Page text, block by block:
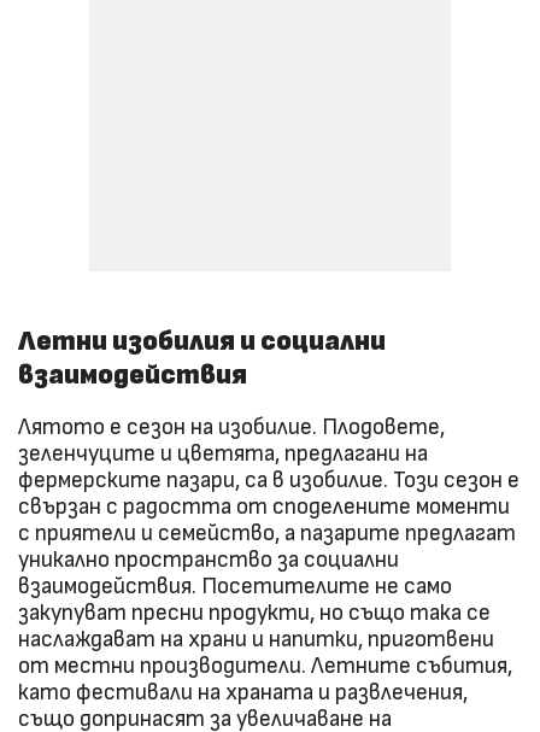
Летни изобилия и социални
взаимодействия
Лятото е сезон на изобилие. Плодовете,
зеленчуците и цветята, предлагани на
фермерските пазари, са в изобилие. Този сезон е
свързан с радостта от споделените моменти
с приятели и семейство, а пазарите предлагат
уникално пространство за социални
взаимодействия. Посетителите не само
закупуват пресни продукти, но също така се
наслаждават на храни и напитки, приготвени
от местни производители. Летните събития,
като фестивали на храната и развлечения,
също допринасят за увеличаване на